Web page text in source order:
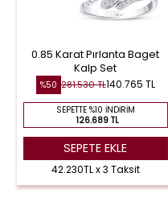
0.85 Karat Pırlanta Baget
Kalp Set
%50 281.530 TL140.765 TL
SEPETTE %10 İNDIRIM
126.689 TL
SEPETE EKLE
42.230TL x 3 Taksit